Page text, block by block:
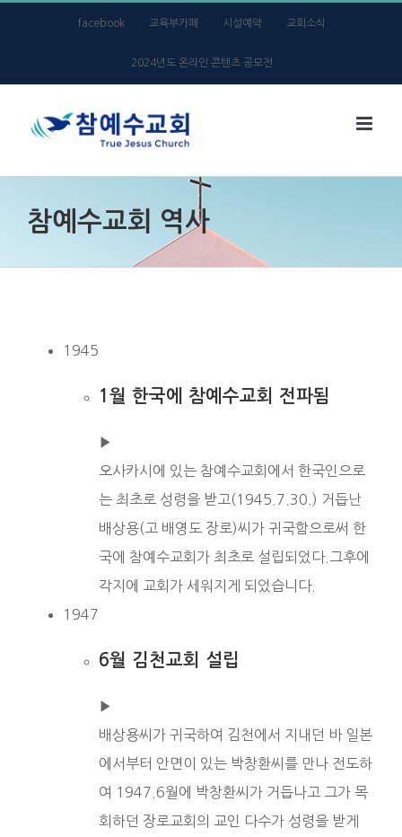
facebook 교육부카페 시설예약 교회소식
2024년도 온라인 콘텐츠 공모전
참예수교회 역사
1945
1월 한국에 참예수교회 전파됨
▶︎
오사카시에 있는 참예수교회에서 한국인으로
는 최초로 성령을 받고(1945.7.30.) 거듭난
배상용(고 배영도 장로)씨가 귀국함으로써 한
국에 참예수교회가 최초로 설립되었다.그후에
각지에 교회가 세워지게 되었습니다.
1947
6월 김천교회 설립
▶︎
배상용씨가 귀국하여 김천에서 지내던 바 일본
에서부터 안면이 있는 박창환씨를 만나 전도하
여 1947.6월에 박창환씨가 거듭나고 그가 목
회하던 장로교회의 교인 다수가 성령을 받게